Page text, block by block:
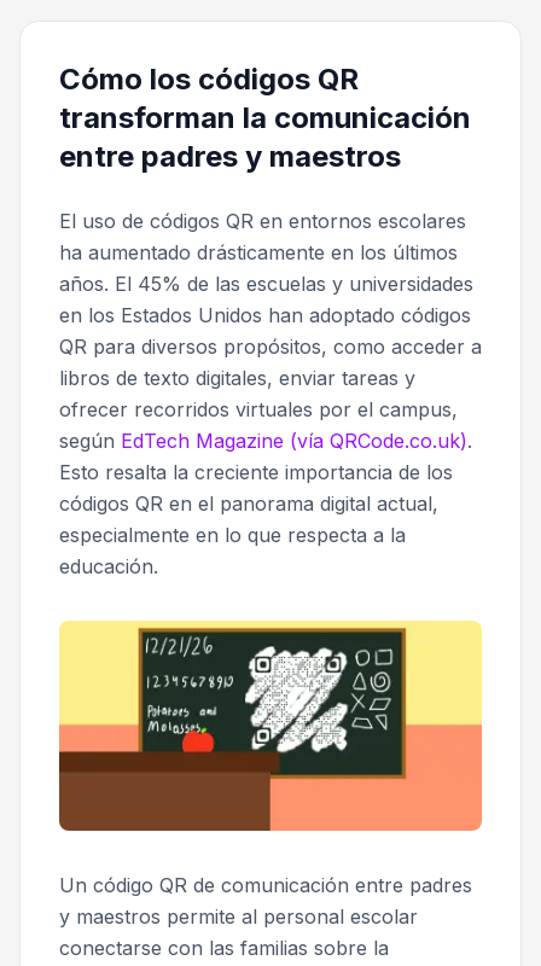
Cómo los códigos QR
transforman la comunicación
entre padres y maestros
El uso de códigos QR en entornos escolares
ha aumentado drásticamente en los últimos
años. El 45% de las escuelas y universidades
en los Estados Unidos han adoptado códigos
QR para diversos propósitos, como acceder a
libros de texto digitales, enviar tareas y
ofrecer recorridos virtuales por el campus,
según EdTech Magazine (vía QRCode.co.uk).
Esto resalta la creciente importancia de los
códigos QR en el panorama digital actual,
especialmente en lo que respecta a la
educación.
Un código QR de comunicación entre padres
y maestros permite al personal escolar
conectarse con las familias sobre la